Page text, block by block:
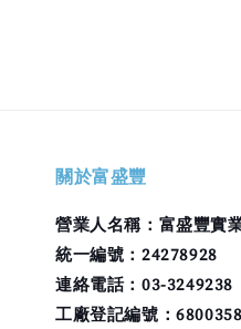
關於富盛豐
營業人名稱：富盛豐實
統一編號：24278928
連絡電話：03-3249238
工廠登記編號：